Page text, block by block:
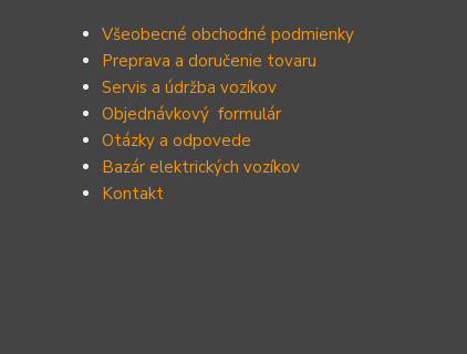
Všeobecné obchodné podmienky
Preprava a doručenie tovaru
Servis a údržba vozíkov
Objednávkový formulár
Otázky a odpovede
Bazár elektrických vozíkov
Kontakt